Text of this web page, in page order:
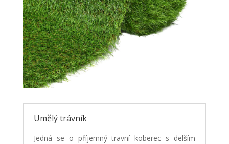
Umělý trávník
Jedná se o příjemný travní koberec s delším